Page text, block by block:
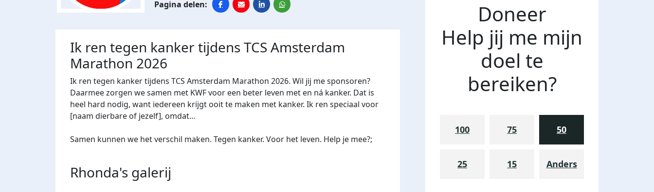
Ik ren tegen kanker tijdens TCS Amsterdam
Marathon 2026
Ik ren tegen kanker tijdens TCS Amsterdam Marathon 2026. Wil jij me sponsoren?
Daarmee zorgen we samen met KWF voor een beter leven met en ná kanker. Dat is
heel hard nodig, want iedereen krijgt ooit te maken met kanker. Ik ren speciaal voor
[naam dierbare of jezelf], omdat…
Samen kunnen we het verschil maken. Tegen kanker. Voor het leven. Help je mee?;
Rhonda's galerij
Doneer
Help jij me mijn
doel te
bereiken?
100 75 50
25 15 Anders